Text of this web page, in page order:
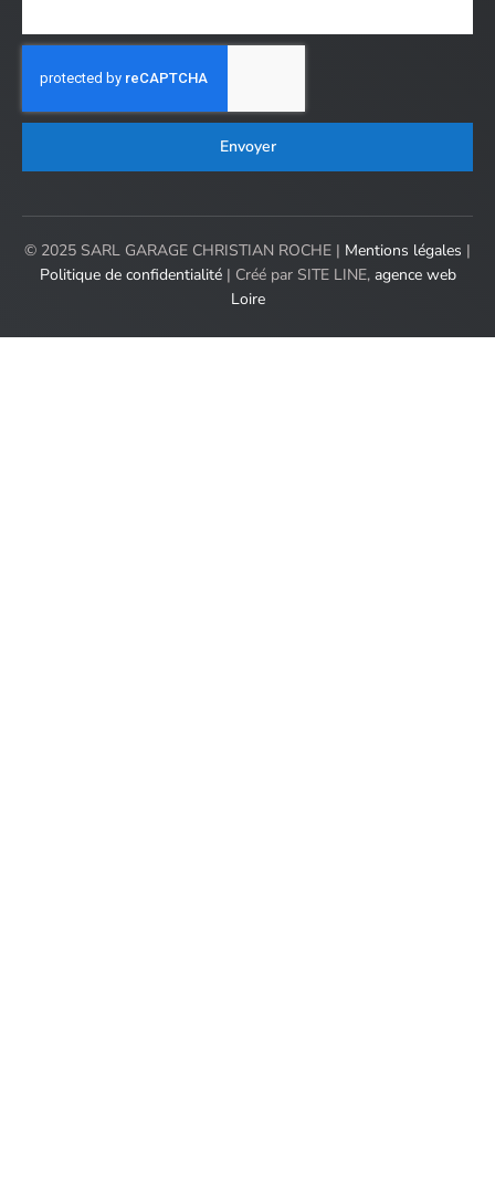
Envoyer
© 2025 SARL GARAGE CHRISTIAN ROCHE | Mentions légales |
Politique de confidentialité| Créé par SITE LINE, agence web
Loire